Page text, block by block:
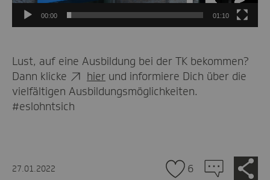
00:00 01:10
Lust, auf eine Ausbildung bei der TK bekommen?
Dann klicke
hier und informiere Dich über die
vielfältigen Ausbildungsmöglichkeiten.
#eslohntsich
27.01.2022 6
Zu
den